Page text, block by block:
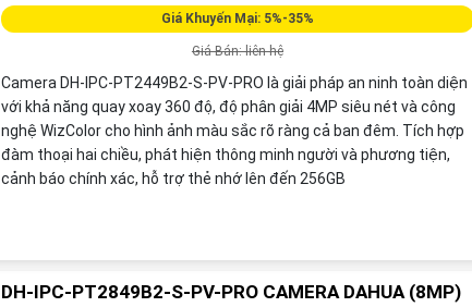
Giá Khuyến Mại: 5%-35%
Giá Bán: liên hệ
Camera DH-IPC-PT2449B2-S-PV-PRO là giải pháp an ninh toàn diện
với khả năng quay xoay 360 độ, độ phân giải 4MP siêu nét và công
nghệ WizColor cho hình ảnh màu sắc rõ ràng cả ban đêm. Tích hợp
đàm thoại hai chiều, phát hiện thông minh người và phương tiện,
cảnh báo chính xác, hỗ trợ thẻ nhớ lên đến 256GB
DH-IPC-PT2849B2-S-PV-PRO CAMERA DAHUA (8MP)